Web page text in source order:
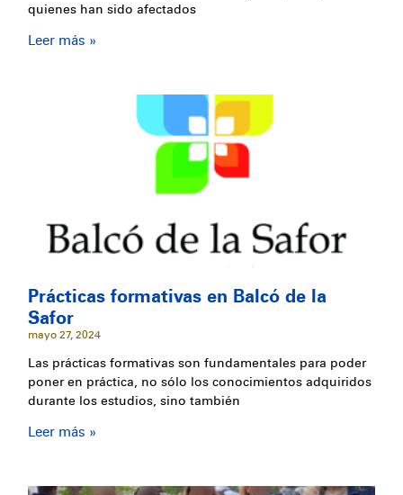
quienes han sido afectados
Leer más »
Prácticas formativas en Balcó de la
Safor
mayo 27, 2024
Las prácticas formativas son fundamentales para poder
poner en práctica, no sólo los conocimientos adquiridos
durante los estudios, sino también
Leer más »